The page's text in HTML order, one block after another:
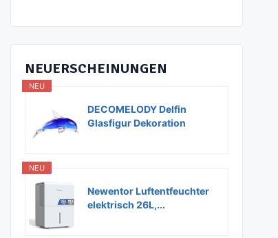
NEUERSCHEINUNGEN
NEU
DECOMELODY Delfin
Glasfigur Dekoration
NEU
Newentor Luftentfeuchter
elektrisch 26L,...